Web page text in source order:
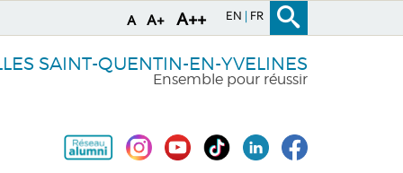
A A+ A++ EN FR
SAINT-QUENTIN-EN-YVELINES
Ensemble pour réussir